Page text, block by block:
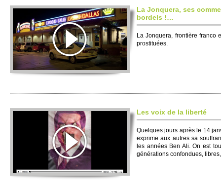
La Jonquera, ses
bordels !…
La Jonquera, frontière franco
prostituées.
Les voix de la liberté
Quelques jours après le 14
exprime aux autres sa
les années Ben Ali. On est
générations confondues,